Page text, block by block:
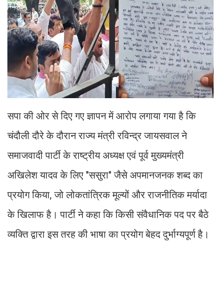
सपा की ओर से दिए गए ज्ञापन में आरोप लगाया गया है कि
चंदौली दौरे के दौरान राज्य मंत्री रविन्द्र जायसवाल ने
समाजवादी पार्टी के राष्ट्रीय अध्यक्ष एवं पूर्व मुख्यमंत्री
अखिलेश यादव के लिए "ससुरा" जैसे अपमानजनक शब्द का
प्रयोग किया, जो लोकतांत्रिक मूल्यों और राजनीतिक मर्यादा
के खिलाफ है। पार्टी ने कहा कि किसी संवैधानिक पद पर बैठे
व्यक्ति द्वारा इस तरह की भाषा का प्रयोग बेहद दुर्भाग्यपूर्ण है।